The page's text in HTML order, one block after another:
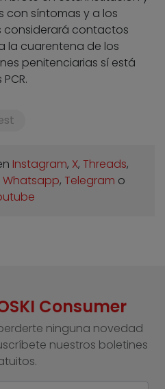
con síntomas y a los
considerará contactos
la cuarentena de los
penitenciarias sí está
Instagram, X, Threads,
Whatsapp, Telegram o
Consumer
ninguna novedad
nuestros boletines